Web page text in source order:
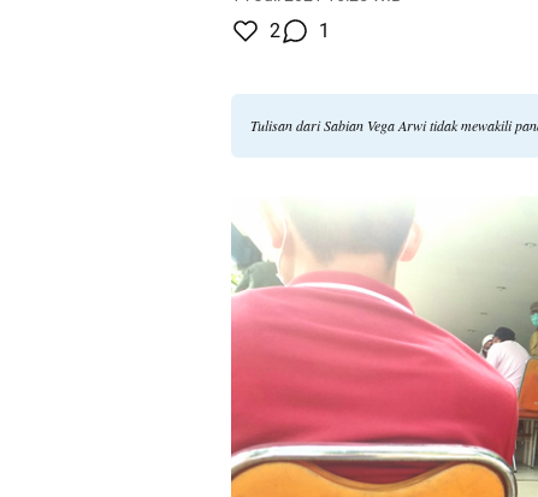
2 1
Tulisan dari Sabian Vega Arwi tidak mewakili